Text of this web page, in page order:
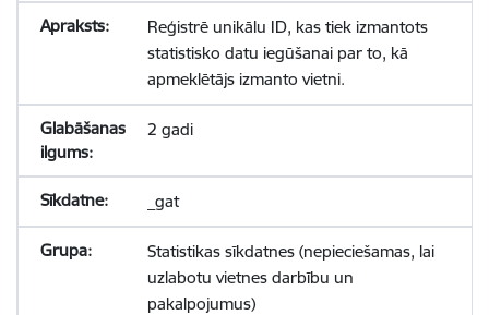
Reģistrē unikālu ID, kas tiek izmantots
statistisko datu iegūšanai par to, kā
apmeklētājs izmanto vietni.
2 gadi
_gat
Statistikas sīkdatnes (nepieciešamas, lai
uzlabotu vietnes darbību un
pakalpojumus)